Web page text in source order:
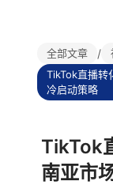
全部文章 /
TikTok直播转
冷启动策略
TikTok
南亚市